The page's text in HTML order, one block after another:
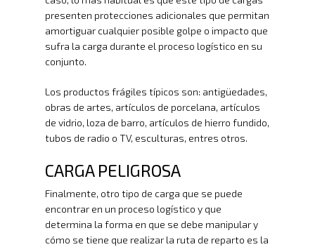
presenten protecciones adicionales que permitan
amortiguar cualquier posible golpe o impacto que
sufra la carga durante el proceso logístico en su
conjunto.
Los productos frágiles típicos son: antigüedades,
obras de artes, artículos de porcelana, artículos
de vidrio, loza de barro, artículos de hierro fundido,
tubos de radio o TV, esculturas, entres otros.
CARGA PELIGROSA
Finalmente, otro tipo de carga que se puede
encontrar en un proceso logístico y que
determina la forma en que se debe manipular y
cómo se tiene que realizar la ruta de reparto es la